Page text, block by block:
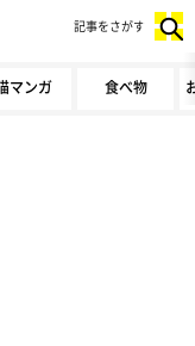
マンガ 食べ物
記事をさがす